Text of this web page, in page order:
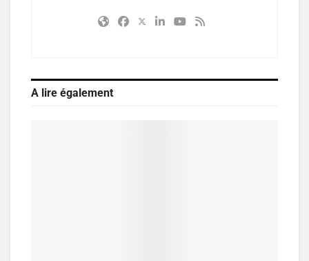
A lire également